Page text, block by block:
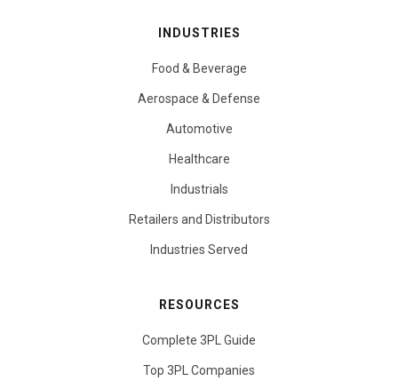
INDUSTRIES
Food & Beverage
Aerospace & Defense
Automotive
Healthcare
Industrials
Retailers and Distributors
Industries Served
RESOURCES
Complete 3PL Guide
Top 3PL Companies